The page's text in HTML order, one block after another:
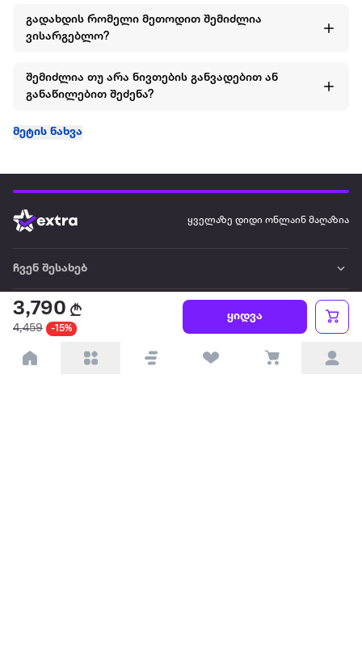
3,790
4,459 -15%
ყიდვა
გადახდის რომელი მეთოდით შემიძლია
ვისარგებლო?
შემიძლია თუ არა ნივთების განვადებით ან
განაწილებით შეძენა?
მეტის ნახვა
ყველაზე დიდი ონლაინ მაღაზია
ჩვენ შესახებ
წესები და პირობები
პარტნიორებისთვის